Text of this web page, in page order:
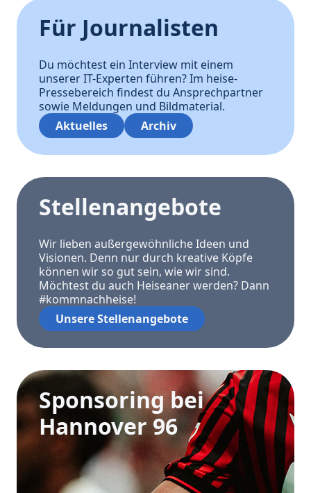
Für Journalisten
Du möchtest ein Interview mit einem
unserer IT-Experten führen? Im heise-
Pressebereich findest du Ansprechpartner
sowie Meldungen und Bildmaterial.
Aktuelles
Archiv
Stellenangebote
Wir lieben außergewöhnliche Ideen und
Visionen. Denn nur durch kreative Köpfe
können wir so gut sein, wie wir sind.
Möchtest du auch Heiseaner werden? Dann
#kommnachheise!
Unsere Stellenangebote
Sponsoring bei
Hannover 96